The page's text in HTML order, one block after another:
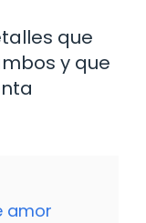
que
y que
amor